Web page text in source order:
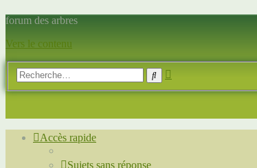
forum des arbres
Vers le contenu
Rechercher
Accès rapide
Sujets sans réponse